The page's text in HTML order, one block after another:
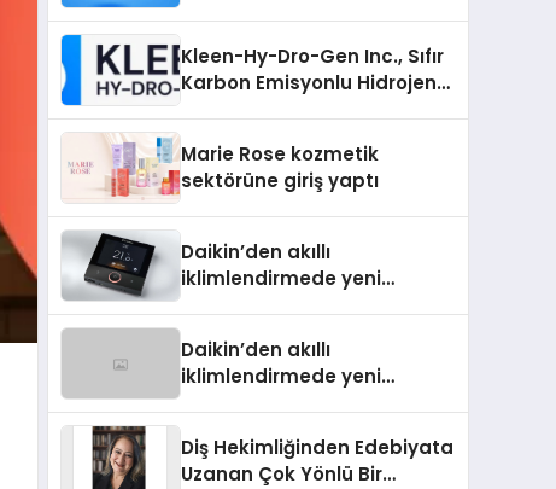
Kleen-Hy-Dro-Gen Inc., Sıfır
Karbon Emisyonlu Hidrojen
Aldı
Marie Rose kozmetik
sektörüne giriş yaptı
Daikin’den akıllı
iklimlendirmede yeni
Daikin’den akıllı
iklimlendirmede yeni
Diş Hekimliğinden Edebiyata
Uzanan Çok Yönlü Bir